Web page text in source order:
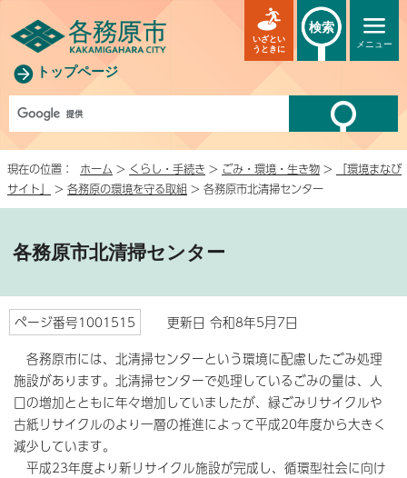
トップページ
メニュー
いざとい
うときに
検索
現在の位置： ホーム > くらし・手続き > ごみ・環境・生き物 >
「環境まなび
サイト」
> 各務原の環境を守る取組 > 各務原市北清掃センター
各務原市北清掃センター
ページ番号1001515
更新日 令和8年5月7日
各務原市には、北清掃センターという環境に配慮したごみ処理
施設があります。北清掃センターで処理しているごみの量は、人
口の増加とともに年々増加していましたが、緑ごみリサイクルや
古紙リサイクルのより一層の推進によって平成20年度から大きく
減少しています。
平成23年度より新リサイクル施設が完成し、循環型社会に向け